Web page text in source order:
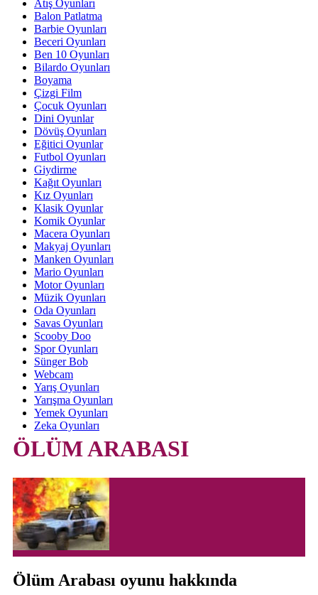
Atış Oyunları
Balon Patlatma
Barbie Oyunları
Beceri Oyunları
Ben 10 Oyunları
Bilardo Oyunları
Boyama
Çizgi Film
Çocuk Oyunları
Dini Oyunlar
Dövüş Oyunları
Eğitici Oyunlar
Futbol Oyunları
Giydirme
Kağıt Oyunları
Kız Oyunları
Klasik Oyunlar
Komik Oyunlar
Macera Oyunları
Makyaj Oyunları
Manken Oyunları
Mario Oyunları
Motor Oyunları
Müzik Oyunları
Oda Oyunları
Savas Oyunları
Scooby Doo
Spor Oyunları
Sünger Bob
Webcam
Yarış Oyunları
Yarışma Oyunları
Yemek Oyunları
Zeka Oyunları
ÖLÜM ARABASI
Ölüm Arabası oyunu hakkında